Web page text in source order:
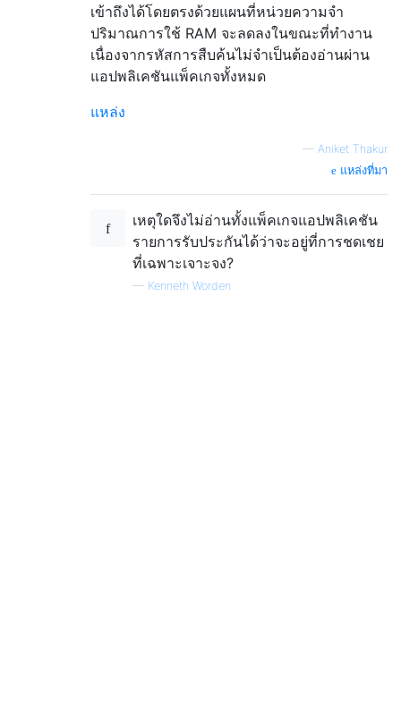
เข้าถึงได้โดยตรงด้วยแผนที่หน่วยความจำ
ปริมาณการใช้ RAM จะลดลงในขณะที่ทำงาน
เนื่องจากรหัสการสืบค้นไม่จำเป็นต้องอ่านผ่าน
แอปพลิเคชันแพ็คเกจทั้งหมด
แหล่ง
— Aniket Thakur
แหล่งที่มา
เหตุใดจึงไม่อ่านทั้งแพ็คเกจแอปพลิเคชัน
รายการรับประกันได้ว่าจะอยู่ที่การชดเชย
ที่เฉพาะเจาะจง?
— Kenneth Worden